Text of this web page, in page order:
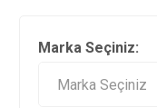
Marka Seçiniz: